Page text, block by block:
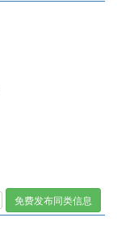
免费发布同类信息